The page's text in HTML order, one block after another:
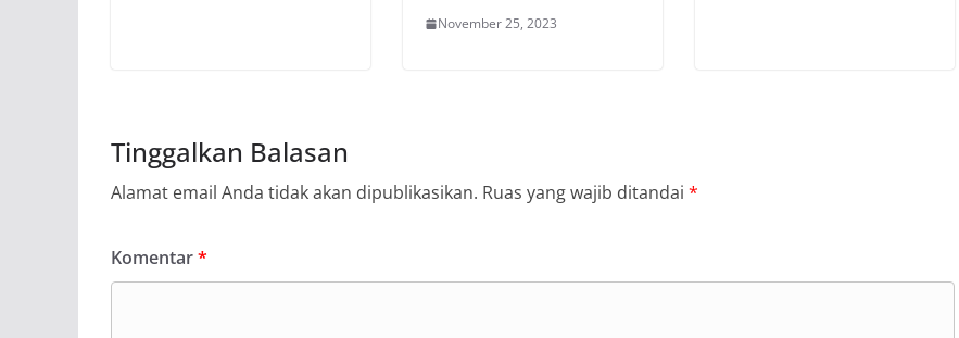
November 25, 2023
Tinggalkan Balasan
Alamat email Anda tidak akan dipublikasikan. Ruas yang wajib ditandai *
Komentar*